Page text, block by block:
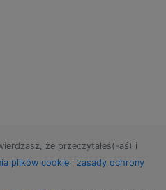
że przeczytałeś(-aś) i
plików cookie i zasady ochrony